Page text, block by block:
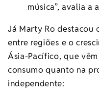
música”, avalia a
Já Marty Ro destacou
entre regiões e o
Ásia-Pacífico, que
consumo quanto na
independente: